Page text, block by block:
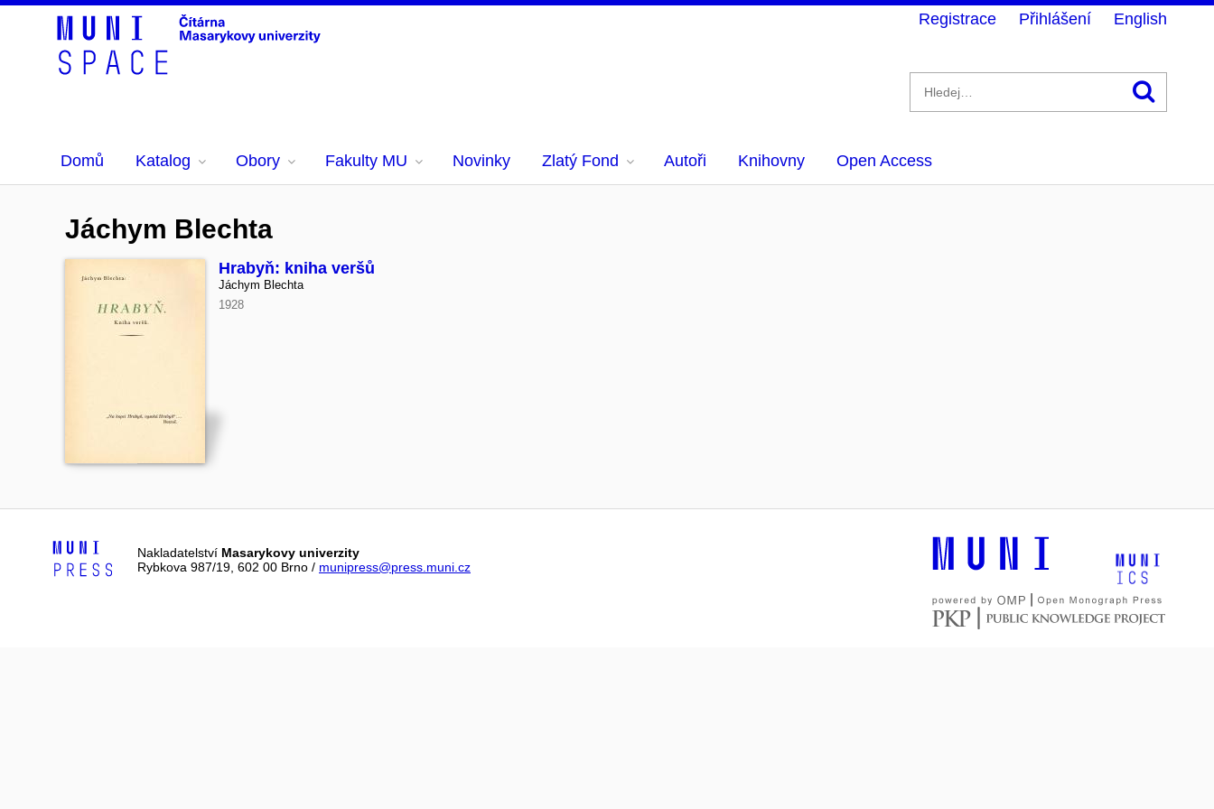
Domů Katalog Obory Fakulty MU Novinky Zlatý Fond Autoři Knihovny Open Access
Registrace Přihlášení English
Jáchym Blechta
Hrabyň: kniha veršů
Jáchym Blechta
1928
Nakladatelství Masarykovy univerzity
Rybkova 987/19, 602 00 Brno / munipress@press.muni.cz